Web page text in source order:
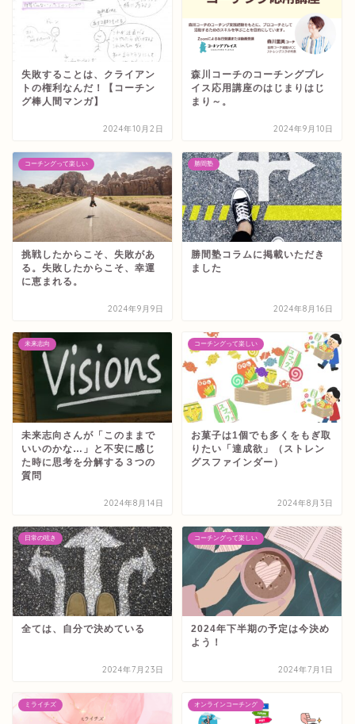
失敗することは、クライアン
トの権利なんだ！【コーチン
グ棒人間マンガ】
2024年10月2日
森川コーチのコーチングプレ
イス応用講座のはじまりはじ
まり～。
2024年9月10日
コーチングって楽しい
挑戦したからこそ、失敗があ
る。失敗したからこそ、幸運
に恵まれる。
2024年9月9日
勝間塾
勝間塾コラムに掲載いただき
ました
2024年8月16日
未来志向
未来志向さんが「このままで
いいのかな…」と不安に感じ
た時に思考を分解する３つの
質問
2024年8月14日
コーチングって楽しい
お菓子は1個でも多くをもぎ取
りたい「達成欲」（ストレン
グスファインダー）
2024年8月3日
日常の呟き
全ては、自分で決めている
2024年7月23日
コーチングって楽しい
2024年下半期の予定は今決め
よう！
2024年7月1日
ミライチズ オンラインコーチング